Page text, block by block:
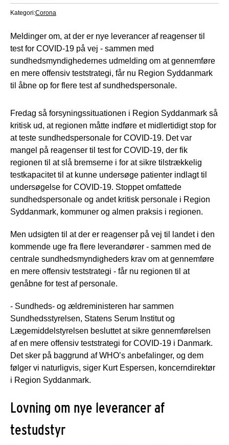
Kategori:Corona
Meldinger om, at der er nye leverancer af reagenser til
test for COVID-19 på vej - sammen med
sundhedsmyndighedernes udmelding om at gennemføre
en mere offensiv teststrategi, får nu Region Syddanmark
til åbne op for flere test af sundhedspersonale.
Fredag så forsyningssituationen i Region Syddanmark så
kritisk ud, at regionen måtte indføre et midlertidigt stop for
at teste sundhedspersonale for COVID-19. Det var
mangel på reagenser til test for COVID-19, der fik
regionen til at slå bremserne i for at sikre tilstrækkelig
testkapacitet til at kunne undersøge patienter indlagt til
undersøgelse for COVID-19. Stoppet omfattede
sundhedspersonale og andet kritisk personale i Region
Syddanmark, kommuner og almen praksis i regionen.
Men udsigten til at der er reagenser på vej til landet i den
kommende uge fra flere leverandører - sammen med de
centrale sundhedsmyndigheders krav om at gennemføre
en mere offensiv teststrategi - får nu regionen til at
genåbne for test af personale.
- Sundheds- og ældreministeren har sammen
Sundhedsstyrelsen, Statens Serum Institut og
Lægemiddelstyrelsen besluttet at sikre gennemførelsen
af en mere offensiv teststrategi for COVID-19 i Danmark.
Det sker på baggrund af WHO’s anbefalinger, og dem
følger vi naturligvis, siger Kurt Espersen, koncerndirektør
i Region Syddanmark.
Lovning om nye leverancer af
testudstyr